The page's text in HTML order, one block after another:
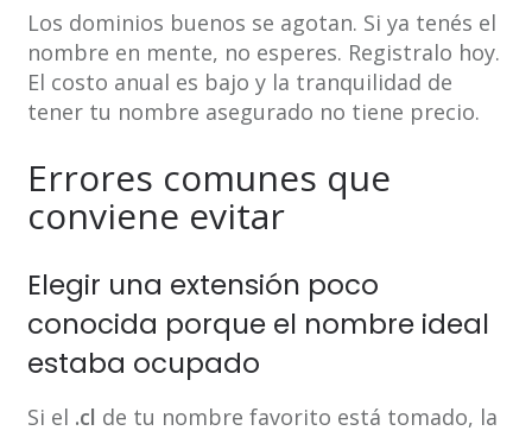
Los dominios buenos se agotan. Si ya tenés el
nombre en mente, no esperes. Registralo hoy.
El costo anual es bajo y la tranquilidad de
tener tu nombre asegurado no tiene precio.
Errores comunes que
conviene evitar
Elegir una extensión poco
conocida porque el nombre ideal
estaba ocupado
Si el .cl de tu nombre favorito está tomado, la